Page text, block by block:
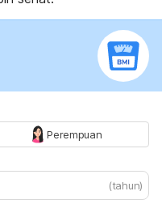
Perempuan
(tahun)